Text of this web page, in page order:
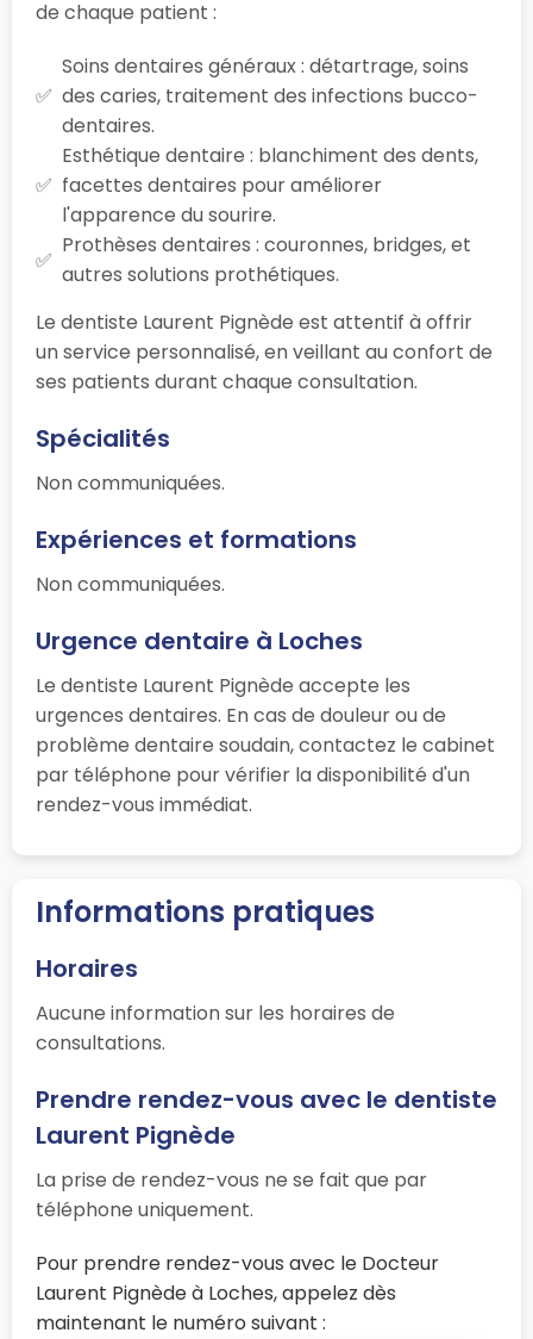
de chaque patient :
Soins dentaires généraux : détartrage, soins
des caries, traitement des infections bucco-
dentaires.
Esthétique dentaire : blanchiment des dents,
facettes dentaires pour améliorer
l'apparence du sourire.
Prothèses dentaires : couronnes, bridges, et
autres solutions prothétiques.
Le dentiste Laurent Pignède est attentif à offrir
un service personnalisé, en veillant au confort de
ses patients durant chaque consultation.
Spécialités
Non communiquées.
Expériences et formations
Non communiquées.
Urgence dentaire à Loches
Le dentiste Laurent Pignède accepte les
urgences dentaires. En cas de douleur ou de
problème dentaire soudain, contactez le cabinet
par téléphone pour vérifier la disponibilité d'un
rendez-vous immédiat.
Informations pratiques
Horaires
Aucune information sur les horaires de
consultations.
Prendre rendez-vous avec le dentiste
Laurent Pignède
La prise de rendez-vous ne se fait que par
téléphone uniquement.
Pour prendre rendez-vous avec le Docteur
Laurent Pignède à Loches, appelez dès
maintenant le numéro suivant :